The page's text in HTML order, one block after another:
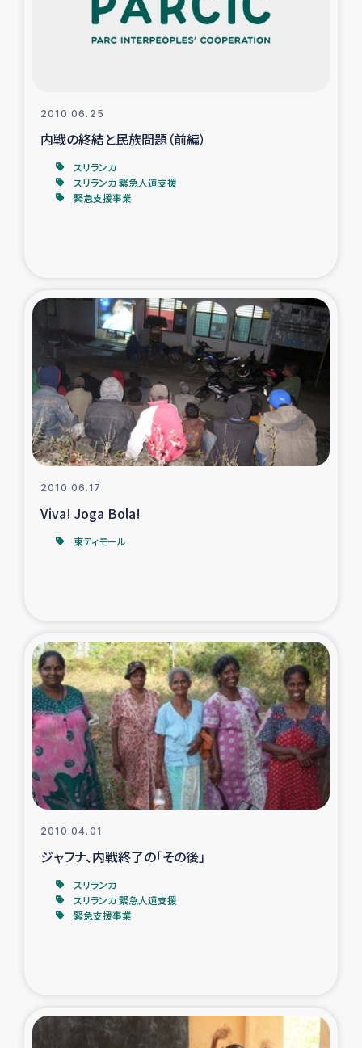
漁民によるマングローブ植林活動
レバノンでのシリア難民への教育支援事業
レバノンでのシリア難民・レバノン人への農業支援
石巻市街地在宅被災者支援
復興応援隊の活動
仮設住宅生活支援・農業復興支援
漁業復興支援
ガザ地区における羊の畜産支援
ガザ地区での公園の緑化を通じた支援事業
ガザ地区における被災住民への緊急支援
ガザ地区酪農を通した女性グループの生計支援
ふりかけ普及と食生活改善による栄養改善事業
フェアトレード事業
緊急支援事業
食べる
2010.06.25
内戦の終結と民族問題（前編）
スリランカ
スリランカ 緊急人道支援
緊急支援事業
2010.06.17
Viva! Joga Bola!
東ティモール
2010.04.01
ジャフナ、内戦終了の「その後」
スリランカ
スリランカ 緊急人道支援
緊急支援事業